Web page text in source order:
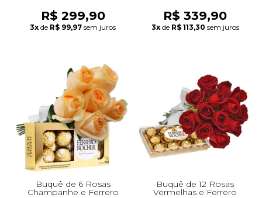
R$ 299,90
3x de R$ 99,97 sem juros
R$ 339,90
3x de R$ 113,30 sem juros
Buquê de 6 Rosas
Champanhe e Ferrero
Buquê de 12 Rosas
Vermelhas e Ferrero